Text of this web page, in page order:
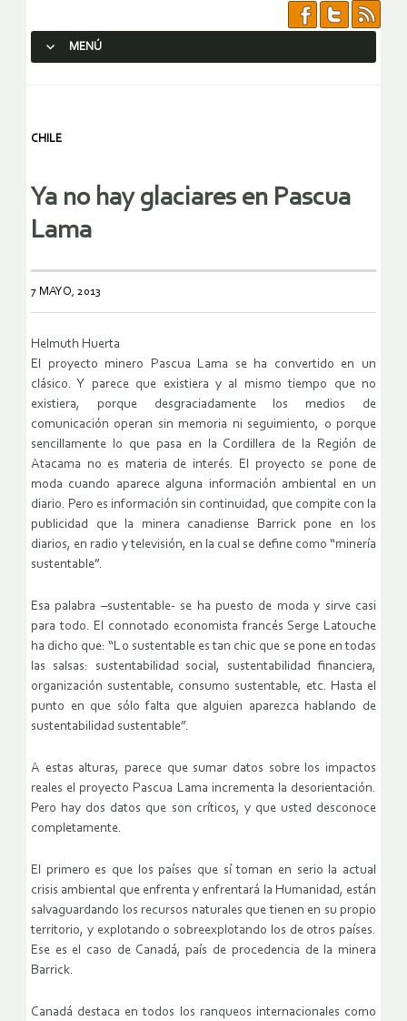
MENÚ
CHILE
Ya no hay glaciares en Pascua
Lama
7 MAYO, 2013
Helmuth Huerta
El proyecto minero Pascua Lama se ha convertido en un
clásico. Y parece que existiera y al mismo tiempo que no
existiera, porque desgraciadamente los medios de
comunicación operan sin memoria ni seguimiento, o porque
sencillamente lo que pasa en la Cordillera de la Región de
Atacama no es materia de interés. El proyecto se pone de
moda cuando aparece alguna información ambiental en un
diario. Pero es información sin continuidad, que compite con la
publicidad que la minera canadiense Barrick pone en los
diarios, en radio y televisión, en la cual se define como “minería
sustentable”.
Esa palabra –sustentable- se ha puesto de moda y sirve casi
para todo. El connotado economista francés Serge Latouche
ha dicho que: “Lo sustentable es tan chic que se pone en todas
las salsas: sustentabilidad social, sustentabilidad financiera,
organización sustentable, consumo sustentable, etc. Hasta el
punto en que sólo falta que alguien aparezca hablando de
sustentabilidad sustentable”.
A estas alturas, parece que sumar datos sobre los impactos
reales el proyecto Pascua Lama incrementa la desorientación.
Pero hay dos datos que son críticos, y que usted desconoce
completamente.
El primero es que los países que sí toman en serio la actual
crisis ambiental que enfrenta y enfrentará la Humanidad, están
salvaguardando los recursos naturales que tienen en su propio
territorio, y explotando o sobreexplotando los de otros países.
Ese es el caso de Canadá, país de procedencia de la minera
Barrick.
Canadá destaca en todos los ranqueos internacionales como